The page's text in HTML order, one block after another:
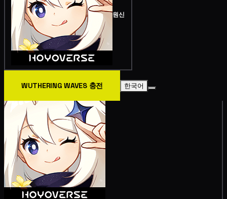
원신
WUTHERING WAVES 충전 한국어